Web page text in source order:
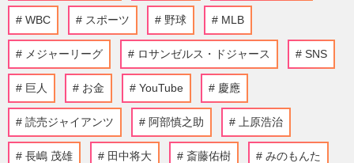
WBC スポーツ 野球 MLB
メジャーリーグ ロサンゼルス・ドジャース SNS
巨人 お金 YouTube 慶應
読売ジャイアンツ 阿部慎之助 上原浩治
長嶋 茂雄 田中将大 斎藤佑樹 みのもんた